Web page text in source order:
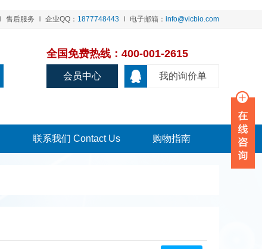
售后服务 企业QQ： 1877748443 电子邮箱： info@vicbio.com
全国免费热线：400-001-2615
我的询价单
会员中心
联系我们 Contact Us 购物指南